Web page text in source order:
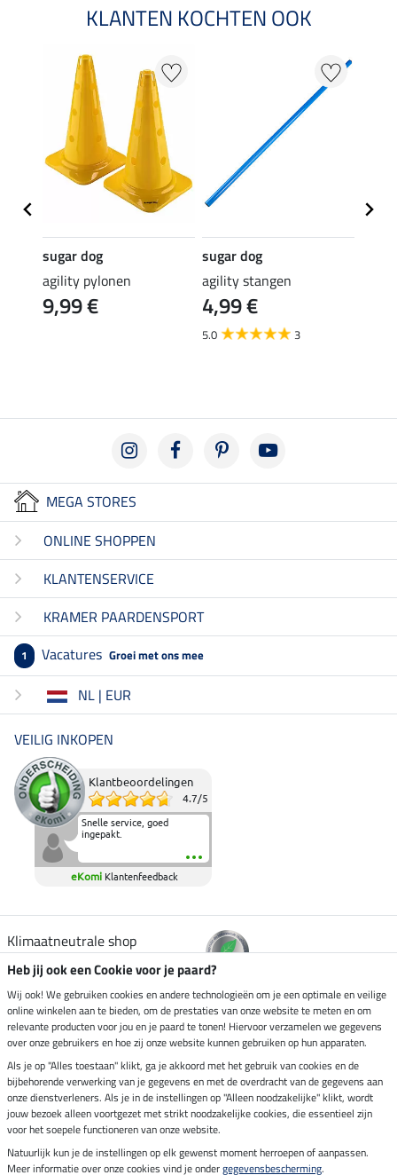
KLANTEN KOCHTEN OOK
sugar dog
agility pylonen
9,99 €
sugar dog
agility stangen
4,99 €
5.0 3
MEGA STORES
ONLINE SHOPPEN
KLANTENSERVICE
KRAMER PAARDENSPORT
1 Vacatures Groei met ons mee
NL | EUR
VEILIG INKOPEN
Klantbeoordelingen
4.7/5
Snelle service, goed
ingepakt.
eKomi Klantenfeedback
Klimaatneutrale shop
Verzending per
Veilig betalen met
Impressum
Heb jij ook een Cookie voor je paard?
Wij ook! We gebruiken cookies en andere technologieën om je een optimale en veilige
online winkelen aan te bieden, om de prestaties van onze website te meten en om
relevante producten voor jou en je paard te tonen! Hiervoor verzamelen we gegevens
over onze gebruikers en hoe zij onze website kunnen gebruiken op hun apparaten.
Als je op "Alles toestaan" klikt, ga je akkoord met het gebruik van cookies en de
bijbehorende verwerking van je gegevens en met de overdracht van de gegevens aan
onze dienstverleners. Als je in de instellingen op "Alleen noodzakelijke" klikt, wordt
jouw bezoek alleen voortgezet met strikt noodzakelijke cookies, die essentieel zijn
voor het soepele functioneren van onze website.
Natuurlijk kun je de instellingen op elk gewenst moment herroepen of aanpassen.
Meer informatie over onze cookies vind je ondergegevensbescherming.